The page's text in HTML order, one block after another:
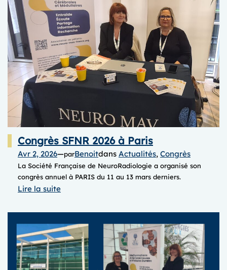
Congrès SFNR 2026 à Paris
Avr 2, 2026—parBenoitdans Actualités, Congrès
La Société Française de NeuroRadiologie a organisé son
congrès annuel à PARIS du 11 au 13 mars derniers.
Lire la suite:
SFNR
2026
à
Paris